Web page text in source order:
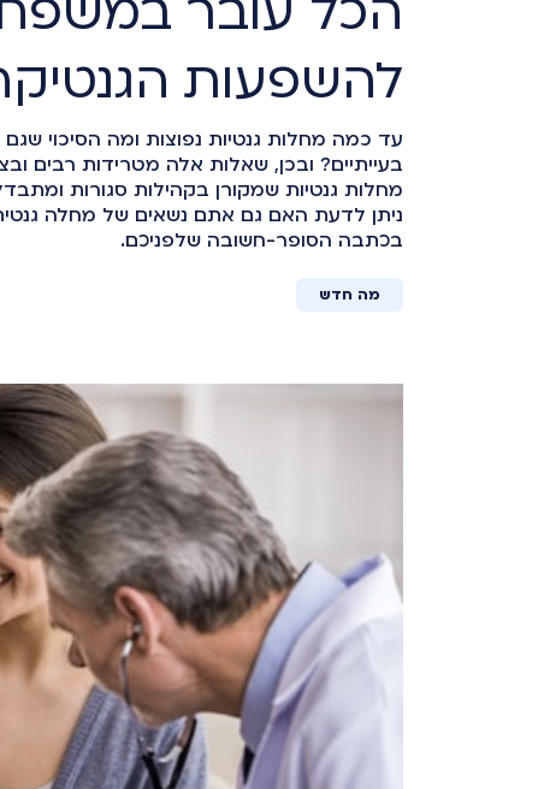
להשפעות
עד כמה מחלות גנטיות נפוצות ומה הסיכוי שגם
בעייתיים? ובכן, שאלות אלה מטרידות רבים
מחלות גנטיות שמקורן בקהילות סגורות
ניתן לדעת האם גם אתם נשאים של מחלה
בכתבה הסופר-חשובה שלפניכם.
מה חדש